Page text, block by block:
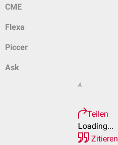
CME
Flexa
Piccer
Ask
A
Teilen
Loading...
Zitieren